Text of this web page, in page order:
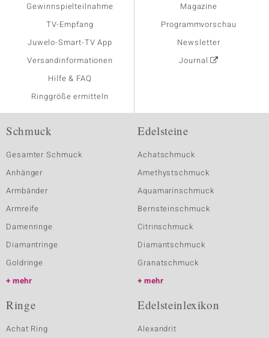
Gewinnspielteilnahme
TV-Empfang
Juwelo-Smart-TV App
Versandinformationen
Hilfe & FAQ
Ringgröße ermitteln
Magazine
Programmvorschau
Newsletter
Journal
Schmuck
Gesamter Schmuck
Anhänger
Armbänder
Armreife
Damenringe
Diamantringe
Goldringe
mehr
Edelsteine
Achatschmuck
Amethystschmuck
Aquamarinschmuck
Bernsteinschmuck
Citrinschmuck
Diamantschmuck
Granatschmuck
mehr
Ringe
Achat Ring
Edelsteinlexikon
Alexandrit